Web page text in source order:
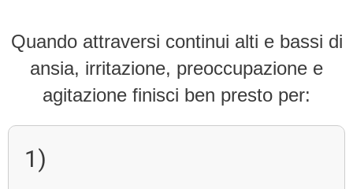
Quando attraversi continui alti e bassi di
ansia, irritazione, preoccupazione e
agitazione finisci ben presto per:
1)